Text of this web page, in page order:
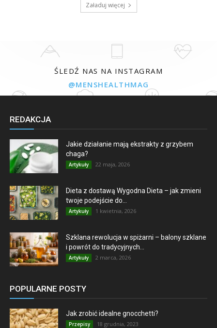
Załaduj więcej
ŚLEDŹ NAS NA INSTAGRAM
@MENSHEALTHMAG
REDAKCJA
Jakie działanie mają ekstrakty z grzybem
chaga?
Artykuły 22 maja, 2026
Dieta z dostawą Wygodna Dieta – jak zmieni
twoje podejście do...
Artykuły 1 kwietnia, 2026
Szklana rewolucja w spiżarni – balony szklane
i powrót do tradycyjnych...
Artykuły 2 marca, 2026
POPULARNE POSTY
Jak zrobić idealne gnocchetti?
Przepisy 18 grudnia, 2023